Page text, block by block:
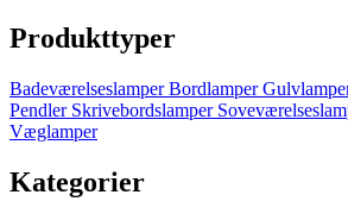
Produkttyper
BadeværelseslamperBordlamper
Pendler Skrivebordslamper
Væglamper
Kategorier